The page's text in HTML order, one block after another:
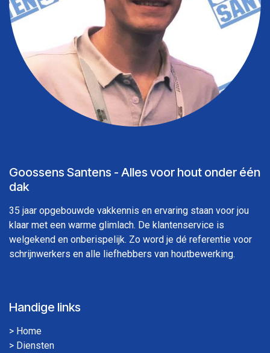
Goossens Santens - Alles voor hout onder één
dak
35 jaar opgebouwde vakkennis en ervaring staan voor jou
klaar met een warme glimlach. De klantenservice is
welgekend en onberispelijk. Zo word je dé referentie voor
schrijnwerkers en alle liefhebbers van houtbewerking.
Handige links
> Home
> Diensten